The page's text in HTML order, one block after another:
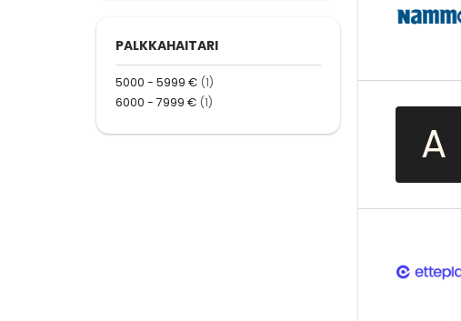
A
PALKKAHAITARI
5000 - 5999 € (1)
6000 - 7999 € (1)